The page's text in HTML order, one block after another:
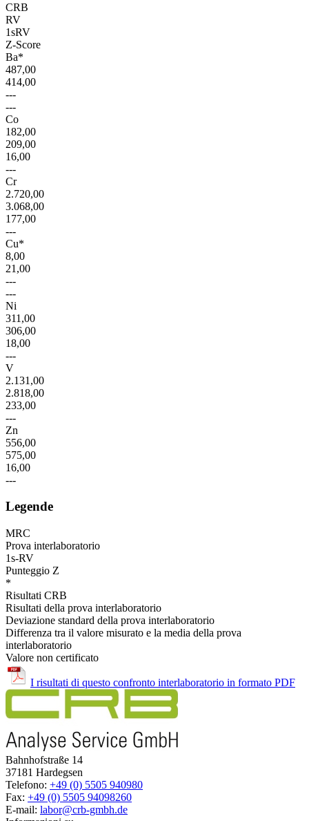
CRB
RV
1sRV
Z-Score
Ba*
487,00
414,00
---
---
Co
182,00
209,00
16,00
---
Cr
2.720,00
3.068,00
177,00
---
Cu*
8,00
21,00
---
---
Ni
311,00
306,00
18,00
---
V
2.131,00
2.818,00
233,00
---
Zn
556,00
575,00
16,00
---
Legende
MRC
Prova interlaboratorio
1s-RV
Punteggio Z
*
Risultati CRB
Risultati della prova interlaboratorio
Deviazione standard della prova interlaboratorio
Differenza tra il valore misurato e la media della prova
interlaboratorio
Valore non certificato
I risultati di questo confronto interlaboratorio in formato PDF
Bahnhofstraße 14
37181 Hardegsen
Telefono: +49 (0) 5505 940980
Fax: +49 (0) 5505 94098260
E-mail: labor@crb-gmbh.de